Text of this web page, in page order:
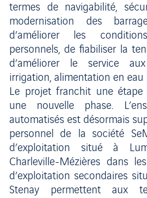
termes de navigabilité,
modernisation des
d’améliorer les
personnels, de fiabiliser la
d’améliorer le service
irrigation, alimentation en eau
Le projet franchit une
une nouvelle phase.
automatisés est désormais
personnel de la société
d’exploitation situé à
Charleville-Mézières dans
d’exploitation secondaires
Stenay permettent aux